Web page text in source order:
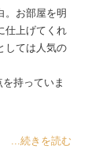
。お部屋を明
仕上げてくれ
しては人気の
持っていま
...続きを読む